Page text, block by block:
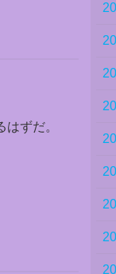
ずだ。